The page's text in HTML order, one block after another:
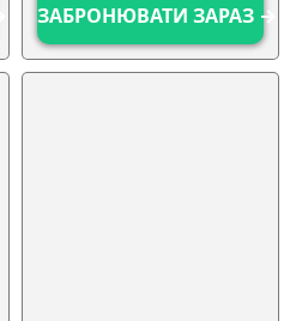
ЗАБРОНЮВАТИ ЗАРАЗ →